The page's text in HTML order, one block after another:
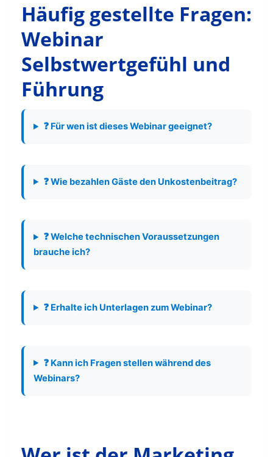
Häufig gestellte Fragen:
Webinar
Selbstwertgefühl und
Führung
❓ Für wen ist dieses Webinar geeignet?
❓ Wie bezahlen Gäste den Unkostenbeitrag?
❓ Welche technischen Voraussetzungen
brauche ich?
❓ Erhalte ich Unterlagen zum Webinar?
❓ Kann ich Fragen stellen während des
Webinars?